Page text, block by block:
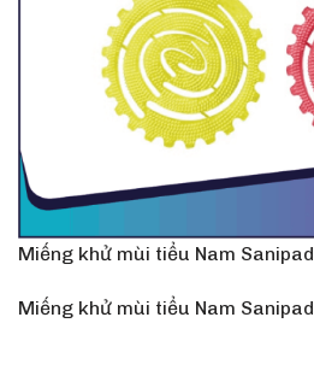
Miếng khử mùi tiểu Nam Sanipad
Miếng khử mùi tiểu Nam Sanipad